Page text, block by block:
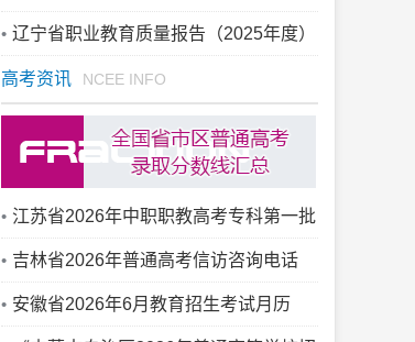
辽宁省职业教育质量报告（2025年度）
高考资讯 NCEE INFO
江苏省2026年中职职教高考专科第一批
次录取工作开始
吉林省2026年普通高考信访咨询电话
安徽省2026年6月教育招生考试月历